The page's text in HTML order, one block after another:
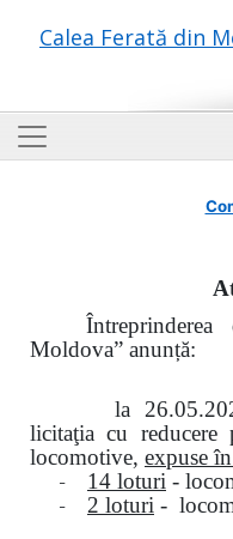
Calea Ferată din
Moldova” anunță:
la
licitaţia cu reducere
locomotive, expuse
- 14 loturi -
- 2 loturi -